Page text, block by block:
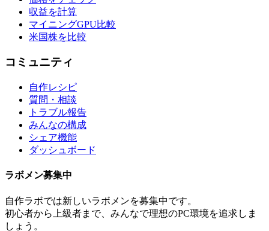
収益を計算
マイニングGPU比較
米国株を比較
コミュニティ
自作レシピ
質問・相談
トラブル報告
みんなの構成
シェア機能
ダッシュボード
ラボメン募集中
自作ラボでは新しいラボメンを募集中です。
初心者から上級者まで、みんなで理想のPC環境を追求しま
しょう。